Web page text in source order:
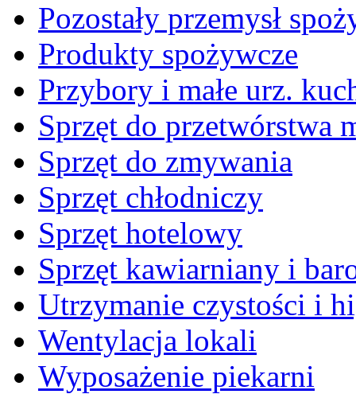
Pozostały przemysł
Produkty spożywcze
Przybory i małe urz.
Sprzęt do przetwórstwa
Sprzęt do zmywania
Sprzęt chłodniczy
Sprzęt hotelowy
Sprzęt kawiarniany i
Utrzymanie czystości i
Wentylacja lokali
Wyposażenie piekarni